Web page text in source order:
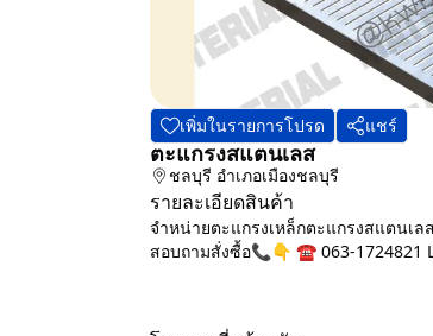
เพิ่มในรายการโปรด แชร์
ตะแกรงสแตนเลส
ชลบุรี อำเภอเมืองชลบุรี
รายละเอียดสินค้า
จำหน่ายตะแกรงเหล็กตะแกรงสแตน
สอบถามสั่งซื้อ📞👇 ☎️ 063-1724821